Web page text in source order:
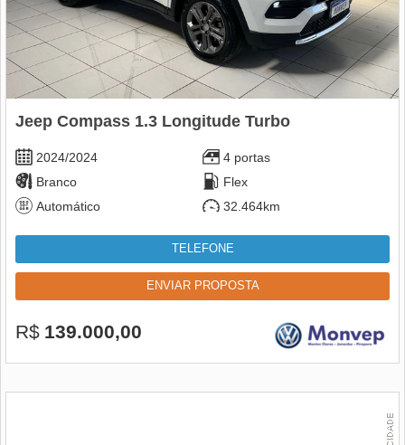
Jeep Compass 1.3 Longitude Turbo
2024/2024
4 portas
Branco
Flex
Automático
32.464km
TELEFONE
ENVIAR PROPOSTA
R$ 139.000,00